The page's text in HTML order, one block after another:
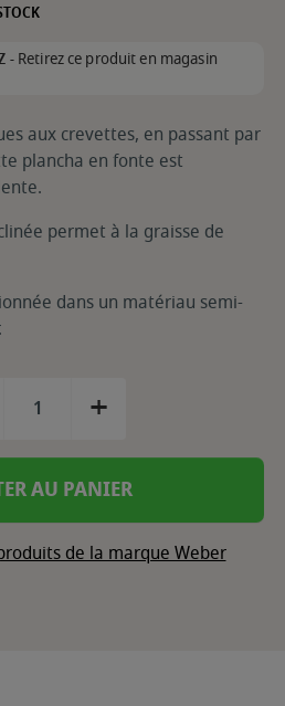
-Retirez ce produit en magasin
aux crevettes, en passant par
plancha en fonte est
permet à la graisse de
dans un matériau semi-
+
AU PANIER
de la marque Weber